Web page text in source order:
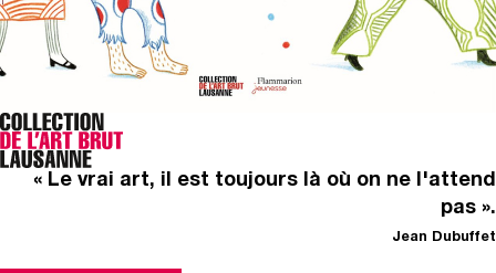
« Le vrai art, il est toujours là où on ne l'attend
pas ».
Jean Dubuffet